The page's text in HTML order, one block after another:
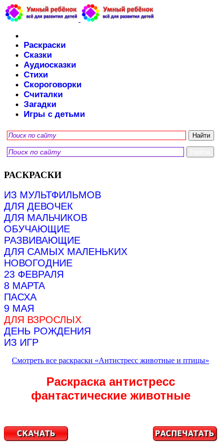
Раскраски
Сказки
Аудиосказки
Стихи
Скороговорки
Считалки
Загадки
Игры с детьми
РАСКРАСКИ
ИЗ МУЛЬТФИЛЬМОВ
ДЛЯ ДЕВОЧЕК
ДЛЯ МАЛЬЧИКОВ
ОБУЧАЮЩИЕ
РАЗВИВАЮЩИЕ
ДЛЯ САМЫХ МАЛЕНЬКИХ
НОВОГОДНИЕ
23 ФЕВРАЛЯ
8 МАРТА
ПАСХА
9 МАЯ
ДЛЯ ВЗРОСЛЫХ
ДЕНЬ РОЖДЕНИЯ
ИЗ ИГР
Смотреть все раскраски «Антистресс животные и птицы»
Раскраска антистресс
фантастические животные